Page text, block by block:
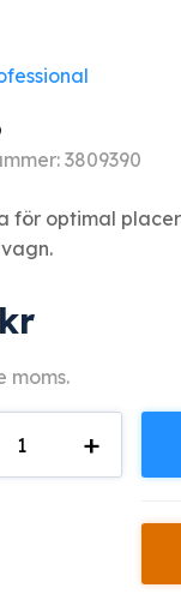
3809390
för optimal
kr
moms.
+